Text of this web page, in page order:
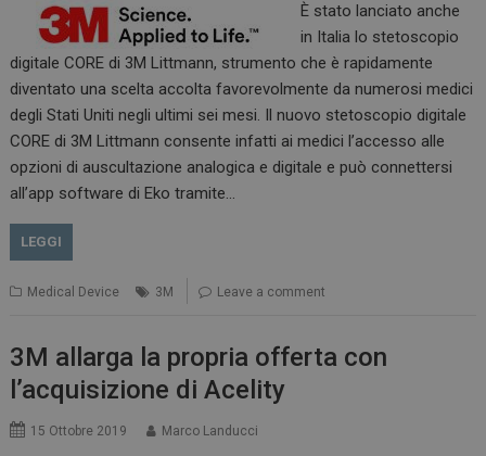
È stato lanciato anche
in Italia lo stetoscopio
digitale CORE di 3M Littmann, strumento che è rapidamente
diventato una scelta accolta favorevolmente da numerosi medici
degli Stati Uniti negli ultimi sei mesi. Il nuovo stetoscopio digitale
CORE di 3M Littmann consente infatti ai medici l’accesso alle
opzioni di auscultazione analogica e digitale e può connettersi
all’app software di Eko tramite…
LEGGI
Medical Device 3M Leave a comment
3M allarga la propria offerta con
l’acquisizione di Acelity
15 Ottobre 2019 Marco Landucci